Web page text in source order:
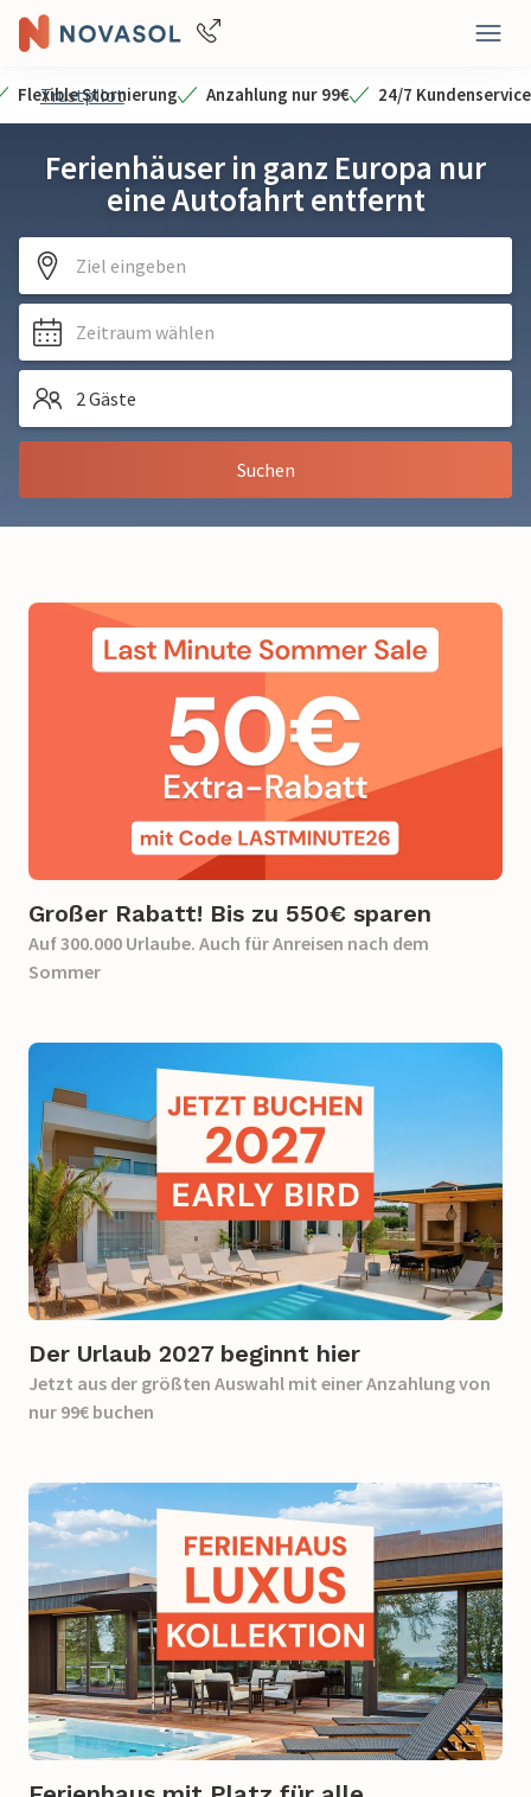
Trustpilot
Flexible Stornierung Anzahlung nur 99€ 24/7 Kundenservice
Ferienhäuser in ganz Europa nur
eine Autofahrt entfernt
Ziel eingeben
Zeitraum wählen
2 Gäste
Suchen
Großer Rabatt! Bis zu 550€ sparen​
Auf 300.000 Urlaube. Auch für Anreisen nach dem
Sommer
Der Urlaub 2027 beginnt hier
Jetzt aus der größten Auswahl mit einer Anzahlung von
nur 99€ buchen